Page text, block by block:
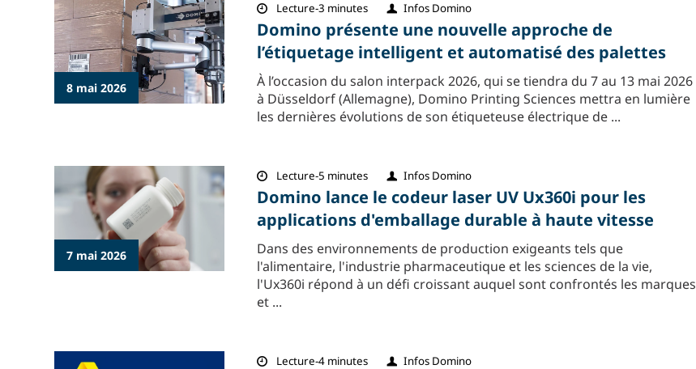
8 mai 2026
Lecture-3 minutes Infos Domino
Domino présente une nouvelle approche de
l’étiquetage intelligent et automatisé des palettes
À l’occasion du salon interpack 2026, qui se tiendra du 7 au 13 mai 2026
à Düsseldorf (Allemagne), Domino Printing Sciences mettra en lumière
les dernières évolutions de son étiqueteuse électrique de ...
7 mai 2026
Lecture-5 minutes Infos Domino
Domino lance le codeur laser UV Ux360i pour les
applications d'emballage durable à haute vitesse
Dans des environnements de production exigeants tels que
l'alimentaire, l'industrie pharmaceutique et les sciences de la vie,
l'Ux360i répond à un défi croissant auquel sont confrontés les marques
et ...
Lecture-4 minutes Infos Domino